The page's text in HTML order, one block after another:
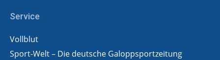
Service
Vollblut
Sport-Welt – Die deutsche Galoppsportzeitung